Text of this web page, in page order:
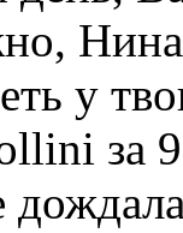
Нина
у
за